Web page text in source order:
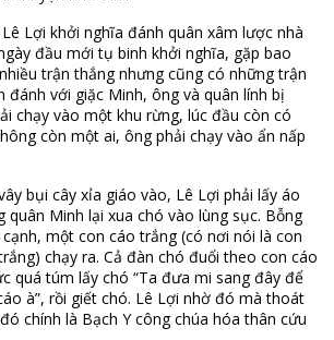
Lợi khởi nghĩa đánh quân xâm lược nhà
đầu mới tụ binh khởi nghĩa, gặp bao
trận thắng nhưng cũng có những trận
với giặc Minh, ông và quân lính bị
chạy vào một khu rừng, lúc đầu còn có
còn một ai, ông phải chạy vào ẩn nấp
bụi cây xỉa giáo vào, Lê Lợi phải lấy áo
quân Minh lại xua chó vào lùng sục. Bỗng
một con cáo trắng (có nơi nói là con
chạy ra. Cả đàn chó đuổi theo con cáo
quá túm lấy chó “Ta đưa mi sang đây để
à”, rồi giết chó. Lê Lợi nhờ đó mà thoát
chính là Bạch Y công chúa hóa thân cứu